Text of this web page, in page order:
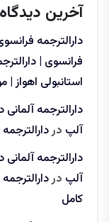
آخرین
دارالترجمه
فرانسوی |
استانبولی اهواز |
دارالترجمه
آلپ در
دارالترجمه
آلپ در
کامل